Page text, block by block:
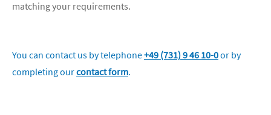
matching your requirements.
You can contact us by telephone+49 (731) 9 46 10-0or by
completing ourcontact form.